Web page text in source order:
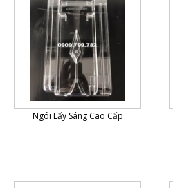
Ngói Lấy Sáng Cao Cấp